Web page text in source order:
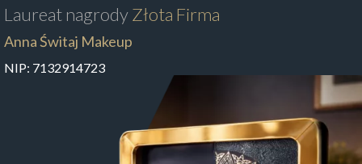
Laureat nagrodyZłota Firma
Anna Świtaj Makeup
NIP: 7132914723